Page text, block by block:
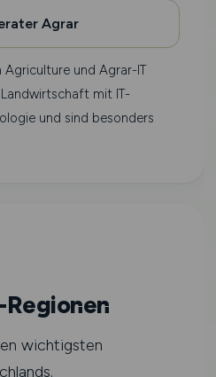
Agrar
Agriculture und Agrar-IT
mit IT-
und sind besonders
wichtigsten